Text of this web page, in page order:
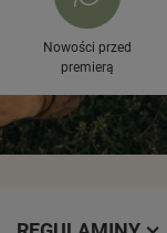
Nowości przed
premierą